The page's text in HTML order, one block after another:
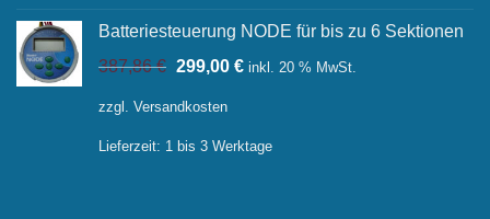
Batteriesteuerung NODE für bis zu 6 Sektionen
387,86€ Ursprünglicher
war:
299,00 €Aktueller
inkl. 20 % MwSt.
zzgl. Versandkosten
Lieferzeit: 1 bis 3 Werktage